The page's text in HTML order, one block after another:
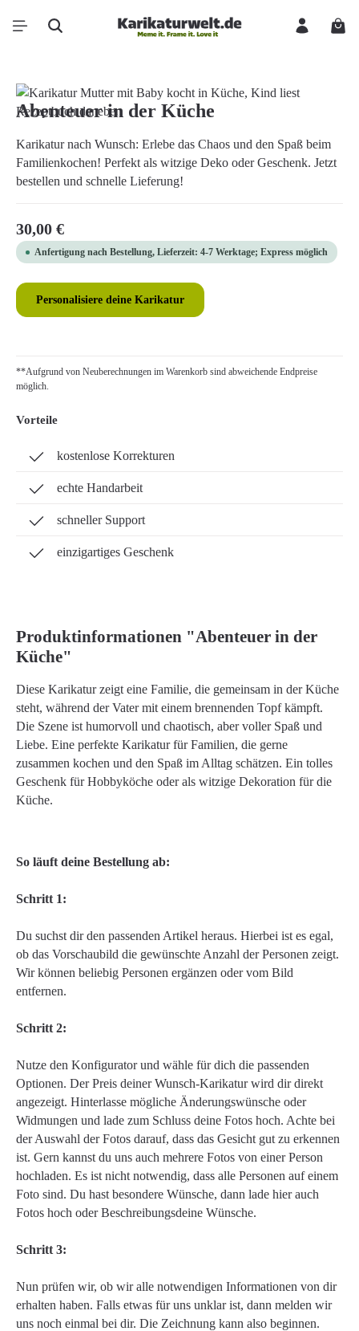
Zum Hauptinhalt springen
Bildergalerie überspringen
Abenteuer in der Küche
Karikatur nach Wunsch: Erlebe das Chaos und den Spaß beim
Familienkochen! Perfekt als witzige Deko oder Geschenk. Jetzt
bestellen und schnelle Lieferung!
Regulärer Preis:
30,00 €
Anfertigung nach Bestellung, Lieferzeit: 4-7 Werktage; Express möglich
Personalisiere deine Karikatur
**Aufgrund von Neuberechnungen im Warenkorb sind abweichende Endpreise
möglich.
Vorteile
kostenlose Korrekturen
echte Handarbeit
schneller Support
einzigartiges Geschenk
Produktinformationen "Abenteuer in der
Küche"
Diese Karikatur zeigt eine Familie, die gemeinsam in der Küche
steht, während der Vater mit einem brennenden Topf kämpft.
Die Szene ist humorvoll und chaotisch, aber voller Spaß und
Liebe. Eine perfekte Karikatur für Familien, die gerne
zusammen kochen und den Spaß im Alltag schätzen. Ein tolles
Geschenk für Hobbyköche oder als witzige Dekoration für die
Küche.
So läuft deine Bestellung ab:
Schritt 1:
Du suchst dir den passenden Artikel heraus. Hierbei ist es egal,
ob das Vorschaubild die gewünschte Anzahl der Personen zeigt.
Wir können beliebig Personen ergänzen oder vom Bild
entfernen.
Schritt 2:
Nutze den Konfigurator und wähle für dich die passenden
Optionen. Der Preis deiner Wunsch-Karikatur wird dir direkt
angezeigt. Hinterlasse mögliche Änderungswünsche oder
Widmungen und lade zum Schluss deine Fotos hoch. Achte bei
der Auswahl der Fotos darauf, dass das Gesicht gut zu erkennen
ist. Gern kannst du uns auch mehrere Fotos von einer Person
hochladen. Es ist nicht notwendig, dass alle Personen auf einem
Foto sind. Du hast besondere Wünsche, dann lade hier auch
Fotos hoch oder Beschreibungsdeine Wünsche.
Schritt 3:
Nun prüfen wir, ob wir alle notwendigen Informationen von dir
erhalten haben. Falls etwas für uns unklar ist, dann melden wir
uns noch einmal bei dir. Die Zeichnung kann also beginnen.